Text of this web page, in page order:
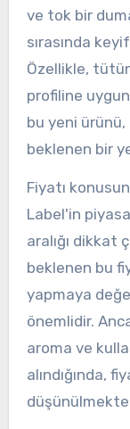
ve tok bir
sırasında
Özellikle,
profiline
bu yeni
beklenen bir
Fiyatı
Label'in
aralığı dikkat
beklenen bu
yapmaya
önemlidir.
aroma ve
alındığında,